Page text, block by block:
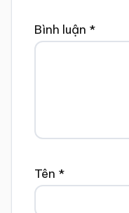
Bình luận *
Tên *